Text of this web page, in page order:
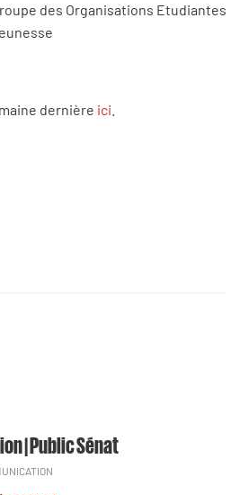
des Organisations Etudiantes
dernière ici
| Public Sénat